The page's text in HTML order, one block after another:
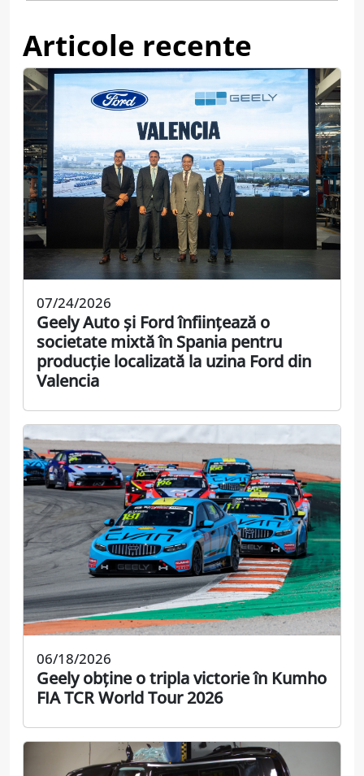
Articole recente
07/24/2026
Geely Auto și Ford înființează o
societate mixtă în Spania pentru
producție localizată la uzina Ford din
Valencia
06/18/2026
Geely obține o tripla victorie în Kumho
FIA TCR World Tour 2026